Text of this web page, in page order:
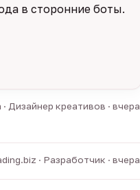
в сторонние боты.
Дизайнер креативов · вчера
· Разработчик · вчера